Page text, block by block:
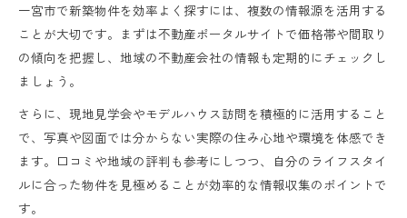
暮らしと将来性を考えた新築選びの視点
新築購入で重視すべき将来性と資産価値
平屋やデザイナーズ新築の長所と注意点
新築マンションと戸建ての将来的な違い
補助金対象の新築でお得にマイホーム実現
一宮市で新築物件を効率よく探すには、複数の情報源を活用する
ことが大切です。まずは不動産ポータルサイトで価格帯や間取り
の傾向を把握し、地域の不動産会社の情報も定期的にチェックし
ましょう。
さらに、現地見学会やモデルハウス訪問を積極的に活用すること
で、写真や図面では分からない実際の住み心地や環境を体感でき
ます。口コミや地域の評判も参考にしつつ、自分のライフスタイ
ルに合った物件を見極めることが効率的な情報収集のポイントで
す。